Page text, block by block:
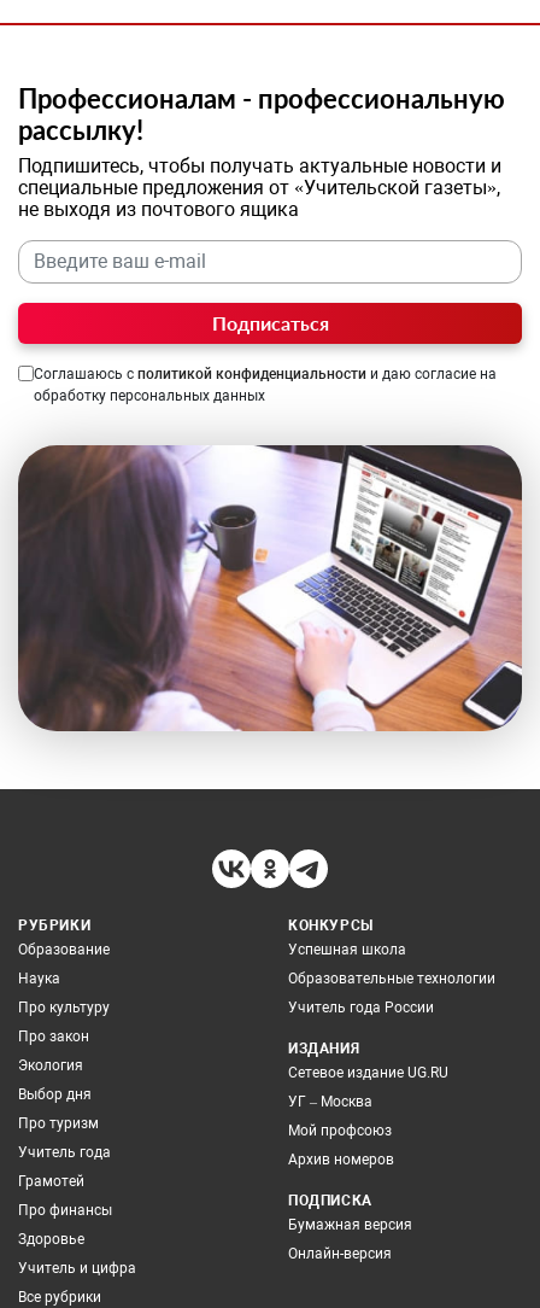
Профессионалам - профессиональную
рассылку!
Подпишитесь, чтобы получать актуальные новости и
специальные предложения от «Учительской газеты»,
не выходя из почтового ящика
Подписаться
Соглашаюсь с политикой конфиденциальности и даю согласие на
обработку персональных данных
РУБРИКИ
Образование
Наука
Про культуру
Про закон
Экология
Выбор дня
Про туризм
Учитель года
Грамотей
Про финансы
Здоровье
Учитель и цифра
Все рубрики
КОНКУРСЫ
Успешная школа
Образовательные технологии
Учитель года России
ИЗДАНИЯ
Сетевое издание UG.RU
УГ – Москва
Мой профсоюз
Архив номеров
ПОДПИСКА
Бумажная версия
Онлайн-версия